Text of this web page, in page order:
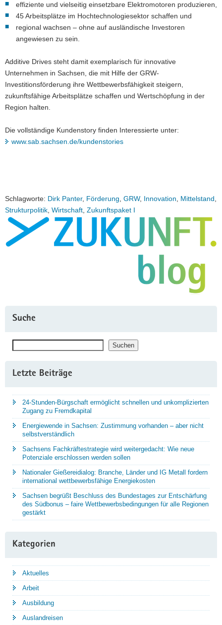
effiziente und vielseitig einsetzbare Elektromotoren produzieren,
45 Arbeitsplätze im Hochtechnologiesektor schaffen und
regional wachsen – ohne auf ausländische Investoren
angewiesen zu sein.
Additive Drives steht damit exemplarisch für innovative
Unternehmen in Sachsen, die mit Hilfe der GRW-
Investitionsförderung ihre Wettbewerbsfähigkeit steigern,
zukunftsfähige Arbeitsplätze schaffen und Wertschöpfung in der
Region halten.
Die vollständige Kundenstory finden Interessierte unter:
www.sab.sachsen.de/kundenstories
Schlagworte: Dirk Panter, Förderung, GRW, Innovation, Mittelstand,
Strukturpolitik, Wirtschaft, Zukunftspaket I
Suche
Suchen
Letzte Beiträge
24-Stunden-Bürgschaft ermöglicht schnellen und unkomplizierten
Zugang zu Fremdkapital
Energiewende in Sachsen: Zustimmung vorhanden – aber nicht
selbstverständlich
Sachsens Fachkräftestrategie wird weitergedacht: Wie neue
Potenziale erschlossen werden sollen
Nationaler Gießereidialog: Branche, Länder und IG Metall fordern
international wettbewerbsfähige Energiekosten
Sachsen begrüßt Beschluss des Bundestages zur Entschärfung
des Südbonus – faire Wettbewerbsbedingungen für alle Regionen
gestärkt
Kategorien
Aktuelles
Arbeit
Ausbildung
Auslandreisen